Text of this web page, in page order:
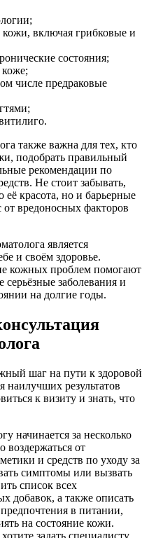
включая грибковые и
состояния;
числе предраковые
также важна для тех, кто
подобрать правильный
рекомендации по
Не стоит забывать,
её красота, но и барьерные
вредоносных факторов
является
и своём здоровье.
кожных проблем помогают
серьёзные заболевания и
на долгие годы.
шаг на пути к здоровой
результатов
к визиту и знать, что
начинается за несколько
воздержаться от
и средств по уходу за
симптомы или вызвать
список всех
добавок, а также описать
в питании,
на состояние кожи.
задать специалисту,